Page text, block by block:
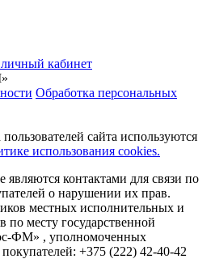
кабинет
Обработка персональных
сайта используются
использования cookies.
являются контактами для связи по
о нарушении их прав.
местных исполнительных и
по месту государственной
ФМ» , уполномоченных
+375 (222) 42-40-42